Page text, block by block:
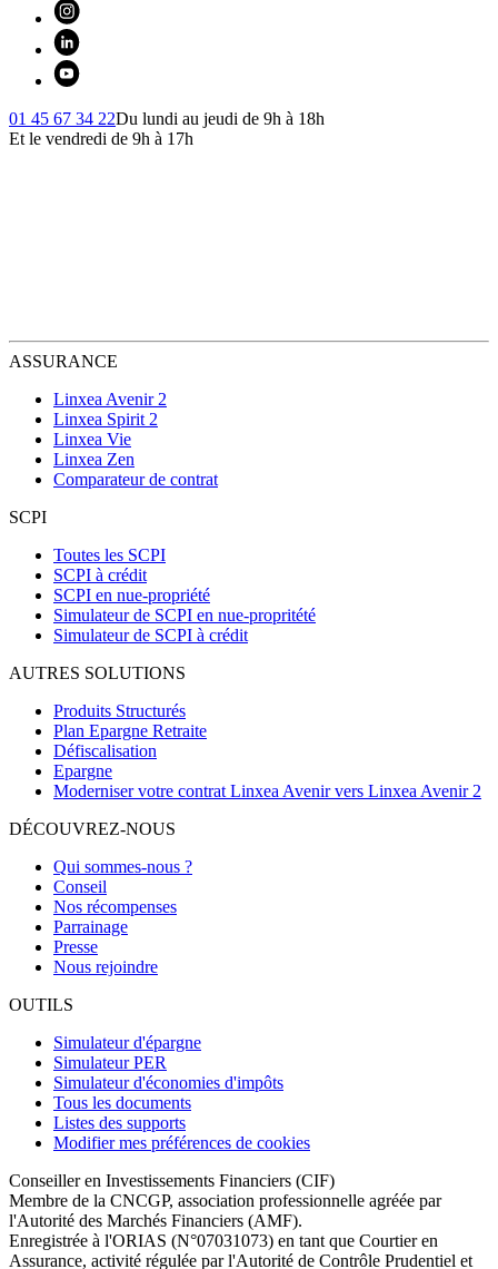
01 45 67 34 22Du lundi au jeudi de 9h à 18h
Et le vendredi de 9h à 17h
ASSURANCE
Linxea Avenir 2
Linxea Spirit 2
Linxea Vie
Linxea Zen
Comparateur de contrat
SCPI
Toutes les SCPI
SCPI à crédit
SCPI en nue-propriété
Simulateur de SCPI en nue-propritété
Simulateur de SCPI à crédit
AUTRES SOLUTIONS
Produits Structurés
Plan Epargne Retraite
Défiscalisation
Epargne
Moderniser votre contrat Linxea Avenir vers Linxea Avenir 2
DÉCOUVREZ-NOUS
Qui sommes-nous ?
Conseil
Nos récompenses
Parrainage
Presse
Nous rejoindre
OUTILS
Simulateur d'épargne
Simulateur PER
Simulateur d'économies d'impôts
Tous les documents
Listes des supports
Modifier mes préférences de cookies
Conseiller en Investissements Financiers (CIF)
Membre de la CNCGP, association professionnelle agréée par
l'Autorité des Marchés Financiers (AMF).
Enregistrée à l'ORIAS (N°07031073) en tant que Courtier en
Assurance, activité régulée par l'Autorité de Contrôle Prudentiel et